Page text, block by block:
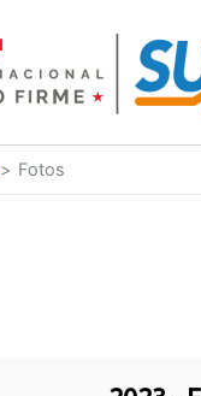
Fotos